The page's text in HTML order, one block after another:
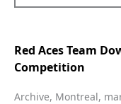
Red Aces Team
Competition
Archive, Montreal,